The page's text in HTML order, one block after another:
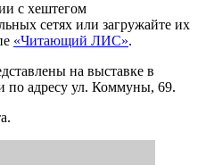
с хештегом
сетях или загружайте их
«Читающий ЛИС».
на выставке в
адресу ул. Коммуны, 69.